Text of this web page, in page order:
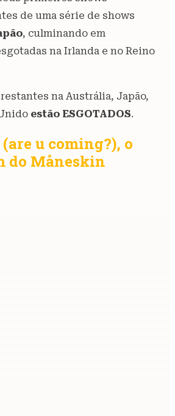
de uma série de shows
, culminando em
na Irlanda e no Reino
na Austrália, Japão,
estão ESGOTADOS.
(are u coming?), o
do Måneskin